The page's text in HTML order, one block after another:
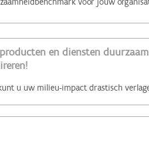
en diensten